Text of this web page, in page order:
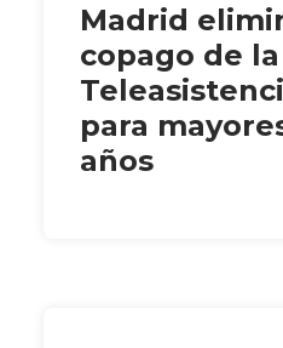
Madrid
copago de la
para
años